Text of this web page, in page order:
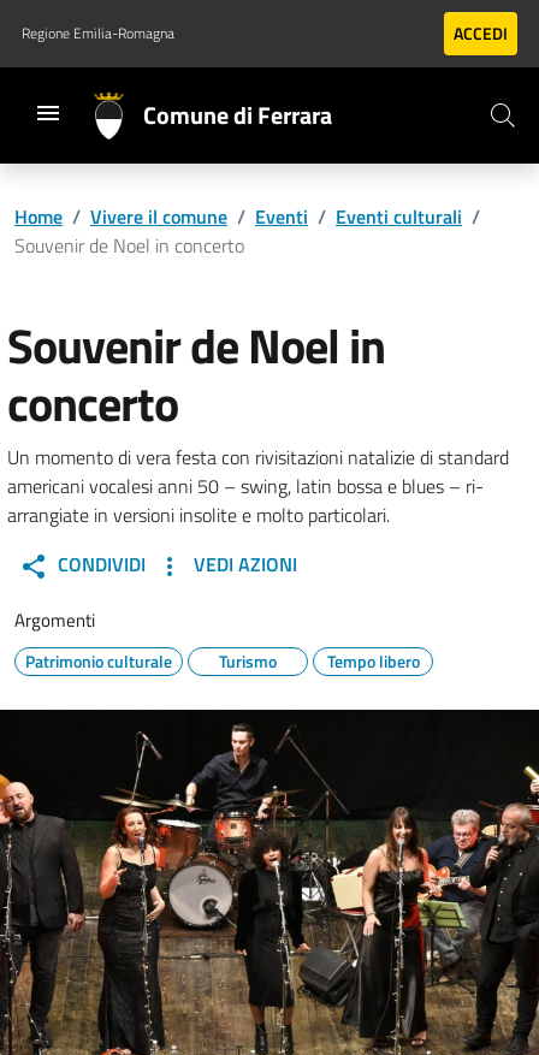
Vai al contenuto principale
Vai al footer
Regione Emilia-Romagna ACCEDI
Comune di Ferrara
Home / Vivere il comune / Eventi / Eventi culturali /
Souvenir de Noel in concerto
Souvenir de Noel in
concerto
Un momento di vera festa con rivisitazioni natalizie di standard
americani vocalesi anni 50 – swing, latin bossa e blues – ri-
arrangiate in versioni insolite e molto particolari.
CONDIVIDI
VEDI AZIONI
Argomenti
Patrimonio culturale Turismo Tempo libero